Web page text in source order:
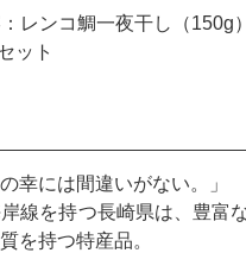
レンコ鯛一夜干し（150g
ット
幸には間違いがない。」
線を持つ長崎県は、豊富
を持つ特産品。